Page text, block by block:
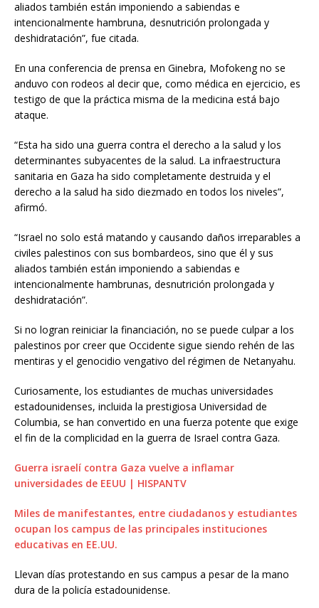
aliados también están imponiendo a sabiendas e
intencionalmente hambruna, desnutrición prolongada y
deshidratación”, fue citada.
En una conferencia de prensa en Ginebra, Mofokeng no se
anduvo con rodeos al decir que, como médica en ejercicio, es
testigo de que la práctica misma de la medicina está bajo
ataque.
“Esta ha sido una guerra contra el derecho a la salud y los
determinantes subyacentes de la salud. La infraestructura
sanitaria en Gaza ha sido completamente destruida y el
derecho a la salud ha sido diezmado en todos los niveles”,
afirmó.
“Israel no solo está matando y causando daños irreparables a
civiles palestinos con sus bombardeos, sino que él y sus
aliados también están imponiendo a sabiendas e
intencionalmente hambrunas, desnutrición prolongada y
deshidratación”.
Si no logran reiniciar la financiación, no se puede culpar a los
palestinos por creer que Occidente sigue siendo rehén de las
mentiras y el genocidio vengativo del régimen de Netanyahu.
Curiosamente, los estudiantes de muchas universidades
estadounidenses, incluida la prestigiosa Universidad de
Columbia, se han convertido en una fuerza potente que exige
el fin de la complicidad en la guerra de Israel contra Gaza.
Guerra israelí contra Gaza vuelve a inflamar
universidades de EEUU | HISPANTV
Miles de manifestantes, entre ciudadanos y estudiantes
ocupan los campus de las principales instituciones
educativas en EE.UU.
Llevan días protestando en sus campus a pesar de la mano
dura de la policía estadounidense.